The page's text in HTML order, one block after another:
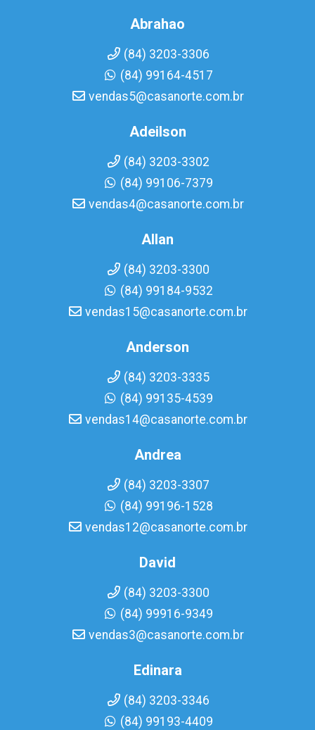
Abrahao
(84) 3203-3306
(84) 99164-4517
vendas5@casanorte.com.br
Adeilson
(84) 3203-3302
(84) 99106-7379
vendas4@casanorte.com.br
Allan
(84) 3203-3300
(84) 99184-9532
vendas15@casanorte.com.br
Anderson
(84) 3203-3335
(84) 99135-4539
vendas14@casanorte.com.br
Andrea
(84) 3203-3307
(84) 99196-1528
vendas12@casanorte.com.br
David
(84) 3203-3300
(84) 99916-9349
vendas3@casanorte.com.br
Edinara
(84) 3203-3346
(84) 99193-4409